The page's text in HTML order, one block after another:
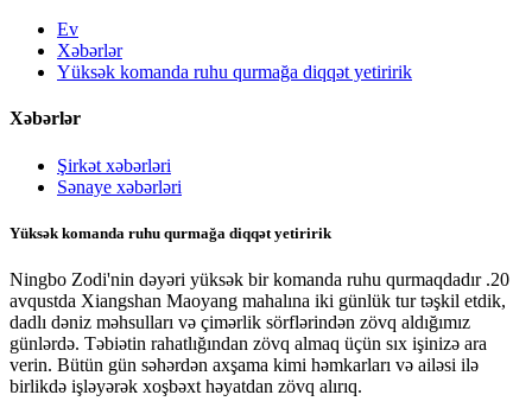
Ev
Xəbərlər
Yüksək komanda ruhu qurmağa diqqət yetiririk
Xəbərlər
Şirkət xəbərləri
Sənaye xəbərləri
Yüksək komanda ruhu qurmağa diqqət yetiririk
Ningbo Zodi'nin dəyəri yüksək bir komanda ruhu qurmaqdadır .20
avqustda Xiangshan Maoyang mahalına iki günlük tur təşkil etdik,
dadlı dəniz məhsulları və çimərlik sörflərindən zövq aldığımız
günlərdə. Təbiətin rahatlığından zövq almaq üçün sıx işinizə ara
verin. Bütün gün səhərdən axşama kimi həmkarları və ailəsi ilə
birlikdə işləyərək xoşbəxt həyatdan zövq alırıq.